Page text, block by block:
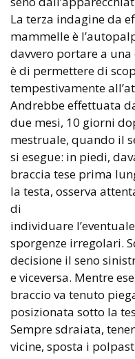
La terza indagine da
mammelle è
davvero portare a
è di permettere di
tempestivamente
Andrebbe effettuata
due mesi, 10 giorni
mestruale, quando il
si esegue: in piedi,
braccia tese prima
la testa, osserva
di
individuare
sporgenze irregolari.
decisione il seno
e viceversa. Mentre
braccio va tenuto
posizionata sotto la
Sempre sdraiata,
vicine, sposta i